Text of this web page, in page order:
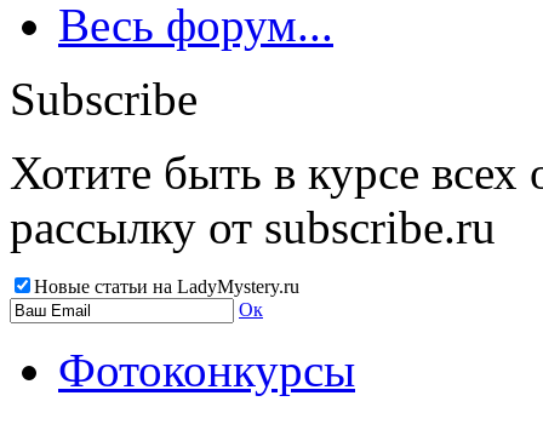
Весь форум...
Subscribe
Хотите быть в курсе
рассылку от subscribe.ru
Новые статьи на LadyMystery.ru
Ок
Фотоконкурсы